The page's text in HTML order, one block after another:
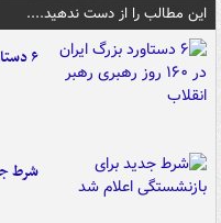
این مطالب را از دست ندهید....
۶ دستاورد بزرگ ایران در ۱۶۰ روز رهبری رهبر انقلاب
شرط